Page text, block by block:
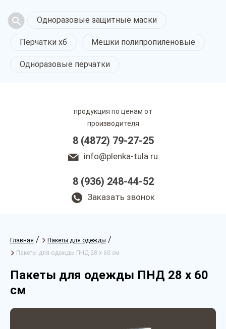
Одноразовые защитные маски
Перчатки хб Мешки полипропиленовые
Одноразовые перчатки
продукция по ценам от
производителя
8 (4872) 79-27-25
info@plenka-tula.ru
8 (936) 248-44-52
Заказать звонок
Главная / Пакеты для одежды /
Пакеты для одежды ПНД 28 х 60 см
Пакеты для одежды ПНД 28 х 60
см